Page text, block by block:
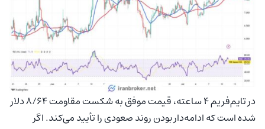
در تایم‌فریم ۴ ساعته، قیمت موفق به شکست مقاومت ۸/۶۴ دلار
شده است که ادامه‌دار بودن روند صعودی را تأیید می‌کند. اگر